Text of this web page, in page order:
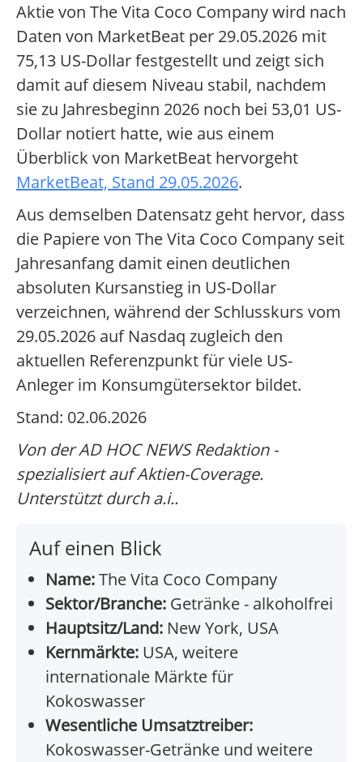
Aktie von The Vita Coco Company wird nach
Daten von MarketBeat per 29.05.2026 mit
75,13 US-Dollar festgestellt und zeigt sich
damit auf diesem Niveau stabil, nachdem
sie zu Jahresbeginn 2026 noch bei 53,01 US-
Dollar notiert hatte, wie aus einem
Überblick von MarketBeat hervorgeht
MarketBeat, Stand 29.05.2026.
Aus demselben Datensatz geht hervor, dass
die Papiere von The Vita Coco Company seit
Jahresanfang damit einen deutlichen
absoluten Kursanstieg in US-Dollar
verzeichnen, während der Schlusskurs vom
29.05.2026 auf Nasdaq zugleich den
aktuellen Referenzpunkt für viele US-
Anleger im Konsumgütersektor bildet.
Stand: 02.06.2026
Von der AD HOC NEWS Redaktion -
spezialisiert auf Aktien-Coverage.
Unterstützt durch a.i..
Auf einen Blick
Name:The Vita Coco Company
Sektor/Branche: Getränke - alkoholfrei
Hauptsitz/Land: New York, USA
Kernmärkte: USA, weitere
internationale Märkte für
Kokoswasser
Wesentliche Umsatztreiber:
Kokoswasser-Getränke und weitere